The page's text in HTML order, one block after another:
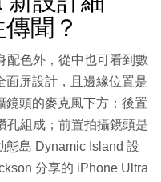
聞？
配色外，從中也可看到數
面屏設計，且邊緣位置是
鏡頭的麥克風下方；後置
孔組成；前置拍攝鏡頭是
態島 Dynamic Island 設
分享的 iPhone Ultra